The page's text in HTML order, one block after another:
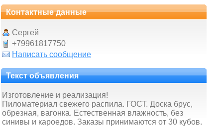
Контактные данные
Сергей
+79961817750
Написать сообщение
Текст объявления
Изготовление и реализация!
Пиломатериал свежего распила. ГОСТ. Доска брус,
обрезная, вагонка. Естественная влажность, без
синивы и кароедов. Заказы принимаются от 30 кубов.